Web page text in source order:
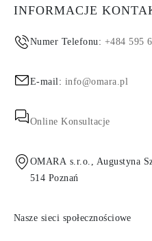
INFORMACJE
Numer Telefonu: +484 595
E-mail: info@omara.pl
Online Konsultacje
OMARA s.r.o., Augustyna
514 Poznań
Nasze sieci społecznościowe